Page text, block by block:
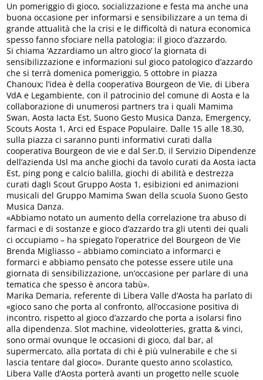
Un pomeriggio di gioco, socializzazione e festa ma anche una
buona occasione per informarsi e sensibilizzare a un tema di
grande attualità che la crisi e le difficoltà di natura economica
spesso fanno sfociare nella patologia: il gioco d’azzardo.
Si chiama ‘Azzardiamo un altro gioco’ la giornata di
sensibilizzazione e informazioni sul gioco patologico d’azzardo
che si terrà domenica pomeriggio, 5 ottobre in piazza
Chanoux; l’idea è della cooperativa Bourgeon de Vie, di Libera
VdA e Legambiente, con il patrocinio del comune di Aosta e la
collaborazione di unumerosi partners tra i quali Mamima
Swan, Aosta Iacta Est, Suono Gesto Musica Danza, Emergency,
Scouts Aosta 1, Arci ed Espace Populaire. Dalle 15 alle 18.30,
sulla piazza ci saranno punti informativi curati dalla
cooperativa Bourgeon de vie e dal Ser.D, il Servizio Dipendenze
dell’azienda Usl ma anche giochi da tavolo curati da Aosta iacta
Est, ping pong e calcio balilla, giochi di abilità e destrezza
curati dagli Scout Gruppo Aosta 1, esibizioni ed animazioni
musicali del Gruppo Mamima Swan della scuola Suono Gesto
Musica Danza.
«Abbiamo notato un aumento della correlazione tra abuso di
farmaci e di sostanze e gioco d’azzardo tra gli utenti dei quali
ci occupiamo – ha spiegato l’operatrice del Bourgeon de Vie
Brenda Migliasso – abbiamo cominciato a informarci e
formarci e abbiamo pensato che potesse essere utile una
giornata di sensibilizzazione, un’occasione per parlare di una
tematica che spesso è ancora tabù».
Marika Demaria, referente di Libera Valle d’Aosta ha parlato di
«gioco sano che porta al confronto, all’occasione positiva di
incontro, rispetto al gioco d’azzardo che porta a isolarsi fino
alla dipendenza. Slot machine, videolotteries, gratta & vinci,
sono ormai ovunque le occasioni di gioco, dal bar, al
supermercato, alla portata di chi è più vulnerabile e che si
lascia tentare dal gioco». Durante questo anno scolastico,
Libera Valle d’Aosta porterà avanti un progetto nelle scuole